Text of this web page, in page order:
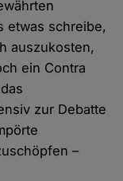
etwas schreibe,
auszukosten,
ein Contra
zur Debatte
–